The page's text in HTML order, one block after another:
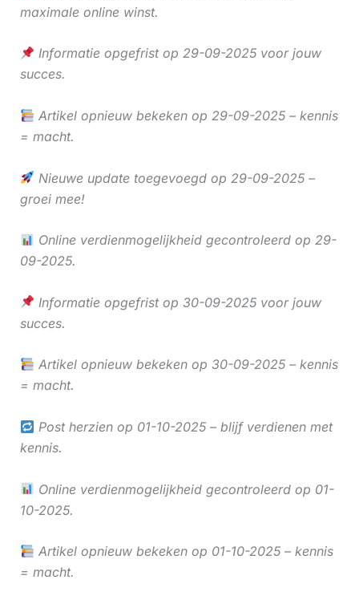
maximale online winst.
Informatie opgefrist op 29-09-2025 voor jouw
succes.
Artikel opnieuw bekeken op 29-09-2025 – kennis
= macht.
Nieuwe update toegevoegd op 29-09-2025 –
groei mee!
Online verdienmogelijkheid gecontroleerd op 29-
09-2025.
Informatie opgefrist op 30-09-2025 voor jouw
succes.
Artikel opnieuw bekeken op 30-09-2025 – kennis
= macht.
Post herzien op 01-10-2025 – blijf verdienen met
kennis.
Online verdienmogelijkheid gecontroleerd op 01-
10-2025.
Artikel opnieuw bekeken op 01-10-2025 – kennis
= macht.